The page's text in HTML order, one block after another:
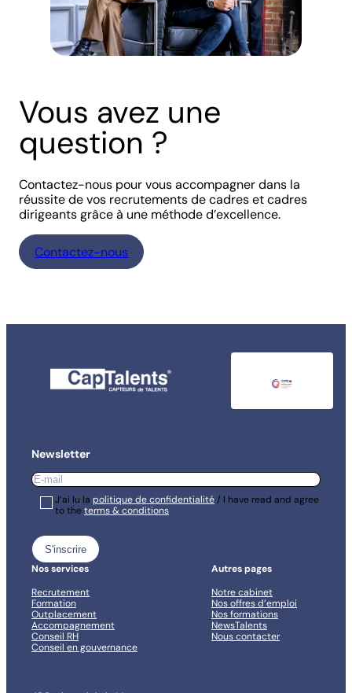
Vous avez une
question ?
Contactez-nous pour vous accompagner dans la
réussite de vos recrutements de cadres et cadres
dirigeants grâce à une méthode d’excellence.
Contactez-nous
Nos services
Recrutement
Formation
Outplacement
Accompagnement
Conseil RH
Conseil en gouvernance
Autres pages
Notre cabinet
Nos offres d’emploi
Nos formations
NewsTalents
Nous contacter
Newsletter
E-
mail *
RGPD*
J’ai lu la politique de confidentialité/ I have read and agree
to theterms & conditions